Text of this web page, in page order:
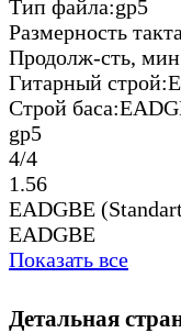
Тип файла:gp5
Размерность
Продолж-сть,
Гитарный строй:
Строй баса:
gp5
4/4
1.56
EADGBE
EADGBE
Показать все
Детальная